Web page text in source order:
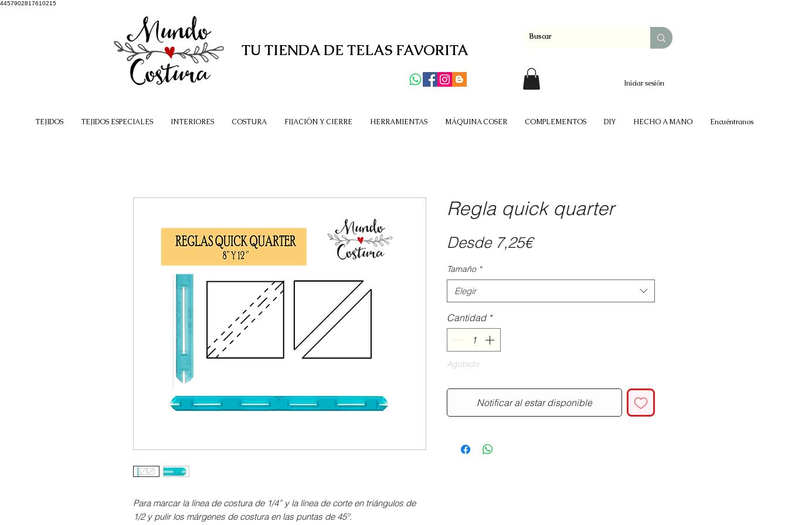
4457902817610215
TU TIENDA DE TELAS FAVORITA
Iniciar sesión
TEJIDOS TEJIDOS ESPECIALES INTERIORES COSTURA FIJACIÓN Y CIERRE HERRAMIENTAS MÁQUINA COSER COMPLEMENTOS DIY HECHO A MANO Encuéntranos
Para marcar la línea de costura de 1/4” y la línea de corte en triángulos de
1/2 y pulir los márgenes de costura en las puntas de 45º.
Regla quick quarter
Desde 7,25€Precio
oferta
Tamaño *
Elegir
Cantidad *
Agotado
Notificar al estar disponible